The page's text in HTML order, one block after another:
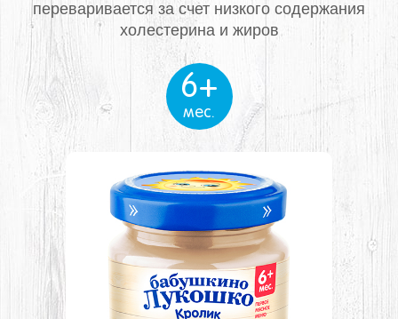
переваривается за счет низкого содержания
холестерина и жиров
6+
мес.